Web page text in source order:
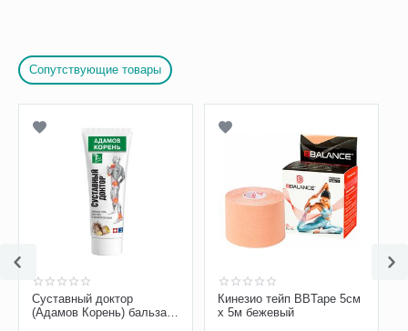
Сопутствующие товары
Суставный доктор
(Адамов Корень) бальзам-
Кинезио тейп BBTape 5см
х 5м бежевый